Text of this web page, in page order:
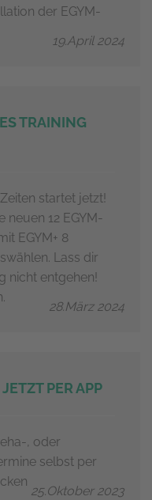
der EGYM-
19.April 2024
TRAINING
startet jetzt!
neuen 12 EGYM-
EGYM+ 8
Lass dir
nicht entgehen!
28.März 2024
PER APP
, oder
selbst per
25.Oktober 2023